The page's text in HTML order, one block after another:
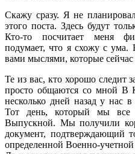
Скажу сразу. Я не
этого поста. Здесь будут
Кто-то посчитает меня
подумает, что я схожу с ума.
вами мыслями, которые
Те из вас, кто хорошо следит
просто общаются со мной В
несколько дней назад у нас в
Тот день, который мы все
Выпускной. Мы получили
документ, подтверждающий
определенной Военно-